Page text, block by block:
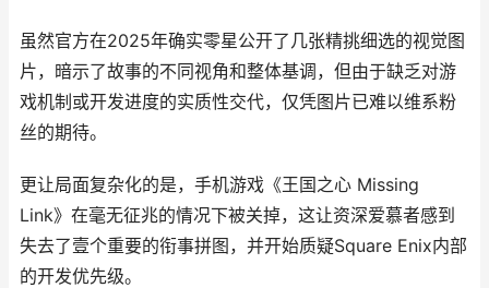
虽然官方在2025年确实零星公开了几张精挑细选的视觉图
片，暗示了故事的不同视角和整体基调，但由于缺乏对游
戏机制或开发进度的实质性交代，仅凭图片已难以维系粉
丝的期待。
更让局面复杂化的是，手机游戏《王国之心 Missing
Link》在毫无征兆的情况下被关掉，这让资深爱慕者感到
失去了壹个重要的衔事拼图，并开始质疑Square Enix内部
的开发优先级。